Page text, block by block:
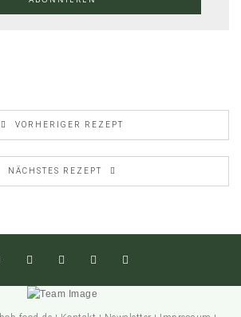
VORHERIGER REZEPT
NÄCHSTES REZEPT